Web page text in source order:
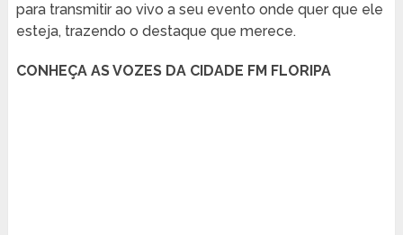
para transmitir ao vivo a seu evento onde quer que ele
esteja, trazendo o destaque que merece.
CONHEÇA AS VOZES DA CIDADE FM FLORIPA